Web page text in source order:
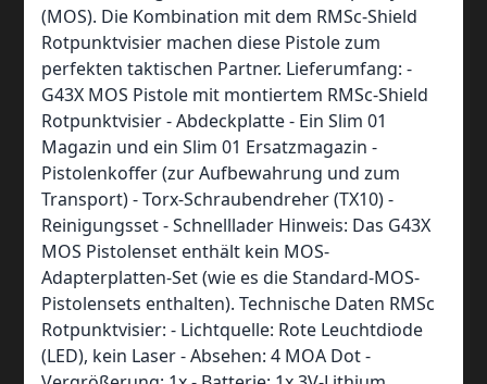
(MOS). Die Kombination mit dem RMSc-Shield
Rotpunktvisier machen diese Pistole zum
perfekten taktischen Partner. Lieferumfang: -
G43X MOS Pistole mit montiertem RMSc-Shield
Rotpunktvisier - Abdeckplatte - Ein Slim 01
Magazin und ein Slim 01 Ersatzmagazin -
Pistolenkoffer (zur Aufbewahrung und zum
Transport) - Torx-Schraubendreher (TX10) -
Reinigungsset - Schnelllader Hinweis: Das G43X
MOS Pistolenset enthält kein MOS-
Adapterplatten-Set (wie es die Standard-MOS-
Pistolensets enthalten). Technische Daten RMSc
Rotpunktvisier: - Lichtquelle: Rote Leuchtdiode
(LED), kein Laser - Absehen: 4 MOA Dot -